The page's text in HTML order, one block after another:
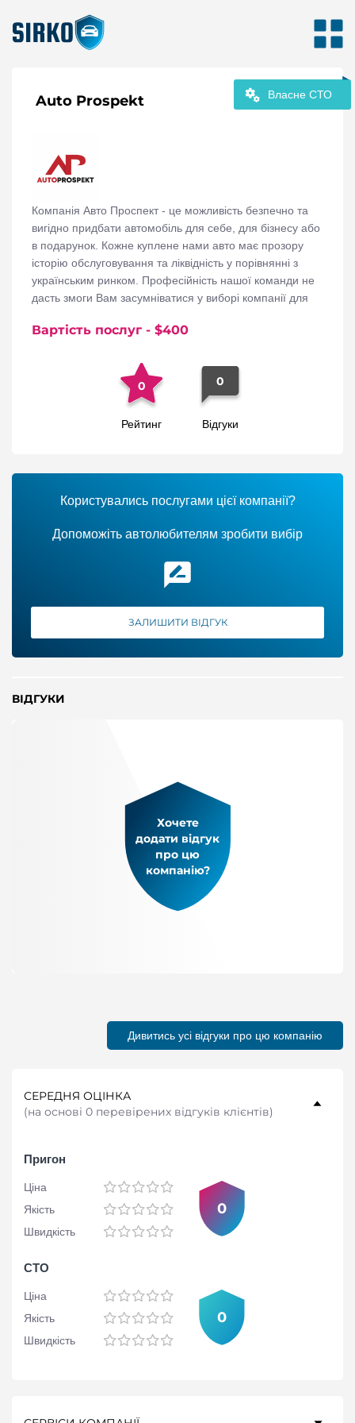
Власне СТО
Auto Prospekt
Компанія Авто Проспект - це можливість безпечно та
вигідно придбати автомобіль для себе, для бізнесу або
в подарунок. Кожне куплене нами авто має прозору
історію обслуговування та ліквідність у порівнянні з
українським ринком. Професійність нашої команди не
дасть змоги Вам засумніватися у виборі компанії для
покупкою Замовник.
Вартість послуг - $400
0
Рейтинг
0
Відгуки
Користувались послугами цієї компанії?
Допоможіть автолюбителям зробити вибір
ЗАЛИШИТИ ВІДГУК
ВІДГУКИ
Хочете
додати відгук
про цю
компанію?
Дивитись усі відгуки про цю компанію
СЕРЕДНЯ ОЦІНКА
(на основі 0 перевірених відгуків клієнтів)
Пригон
Ціна
Якість
Швидкість
0
СТО
Ціна
Якість
Швидкість
0